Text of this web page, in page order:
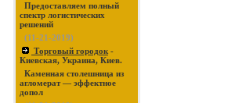
Предоставляем полный
спектр логистических
решений
(11-21-2019)
Торговый городок -
Киевская, Украина, Киев.
Каменная столешница из
агломерат — эффектное
допол